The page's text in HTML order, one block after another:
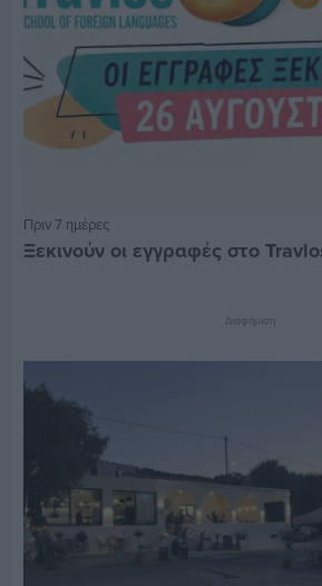
Πριν 7 ημέρες
Ξεκινούν οι εγγραφές στο
Διαφήμιση